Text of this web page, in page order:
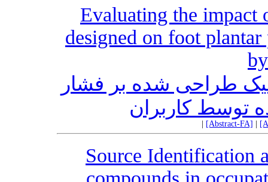
Evaluating the impact
designed on foot
طراحی شده بر فشار
توسط کاربران
[Abstract-FA]
Source Identification